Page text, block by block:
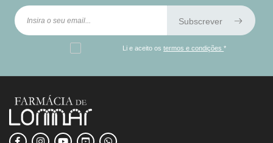
Subscrever
Li e aceito ostermos e condições*